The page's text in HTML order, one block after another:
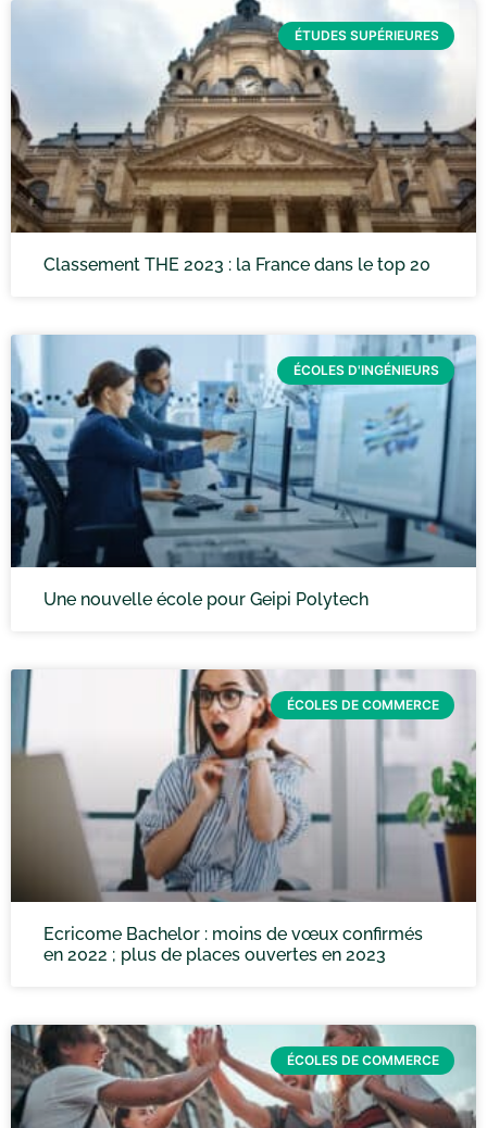
ÉTUDES SUPÉRIEURES
Classement THE 2023 : la France dans le top 20
ÉCOLES D'INGÉNIEURS
Une nouvelle école pour Geipi Polytech
ÉCOLES DE COMMERCE
Ecricome Bachelor : moins de vœux confirmés
en 2022 ; plus de places ouvertes en 2023
ÉCOLES DE COMMERCE